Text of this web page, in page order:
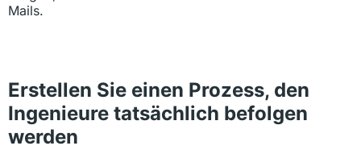
Mails.
Erstellen Sie einen Prozess, den
Ingenieure tatsächlich befolgen
werden